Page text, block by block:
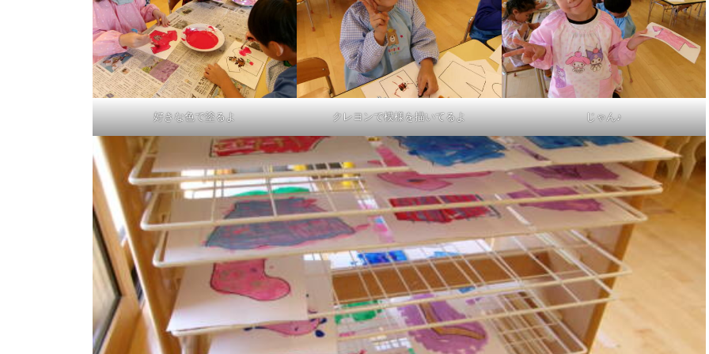
好きな色で塗るよ クレヨンで模様を描いてるよ じゃん♪